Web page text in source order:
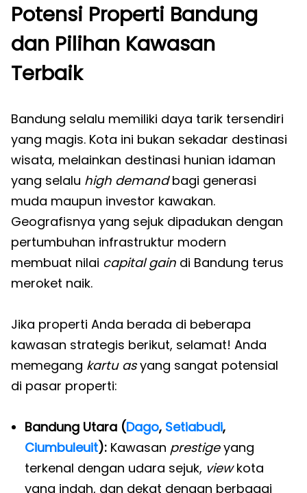
Potensi Properti Bandung
dan Pilihan Kawasan
Terbaik
Bandung selalu memiliki daya tarik tersendiri
yang magis. Kota ini bukan sekadar destinasi
wisata, melainkan destinasi hunian idaman
yang selalu high demandbagi generasi
muda maupun investor kawakan.
Geografisnya yang sejuk dipadukan dengan
pertumbuhan infrastruktur modern
membuat nilai capital gain di Bandung terus
meroket naik.
Jika properti Anda berada di beberapa
kawasan strategis berikut, selamat! Anda
memegang kartu asyang sangat potensial
di pasar properti:
Bandung Utara (Dago, Setiabudi,
Ciumbuleuit): Kawasan prestigeyang
terkenal dengan udara sejuk, viewkota
yang indah, dan dekat dengan berbagai